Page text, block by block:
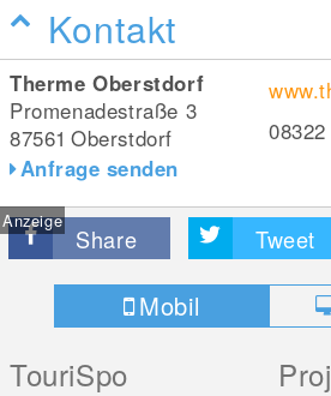
Kontakt
Therme Oberstdorf
Promenadestraße 3
87561 Oberstdorf
Anfrage senden
Anzeige
Share Tweet
Mobil
TouriSpo